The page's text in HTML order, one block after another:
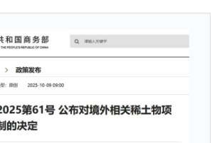
車は売れている。6カ月で対前年同期比
反米勢力」
国政府「2035年までに18.4GW規模のAIデ